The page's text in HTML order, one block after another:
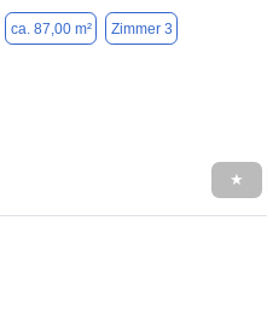
ca. 87,00 m² Zimmer 3
★